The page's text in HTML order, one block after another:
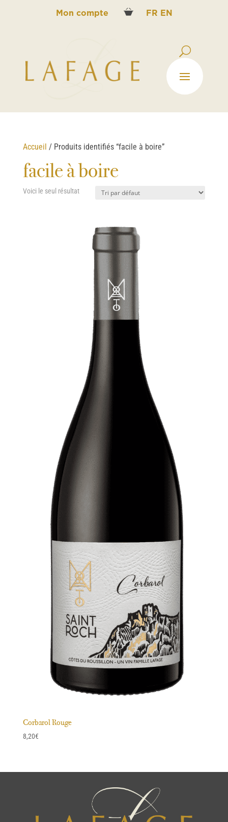
Mon compte FR EN
Accueil / Produits identifiés “facile à boire”
facile à boire
Voici le seul résultat
Corbarol Rouge
8,20€